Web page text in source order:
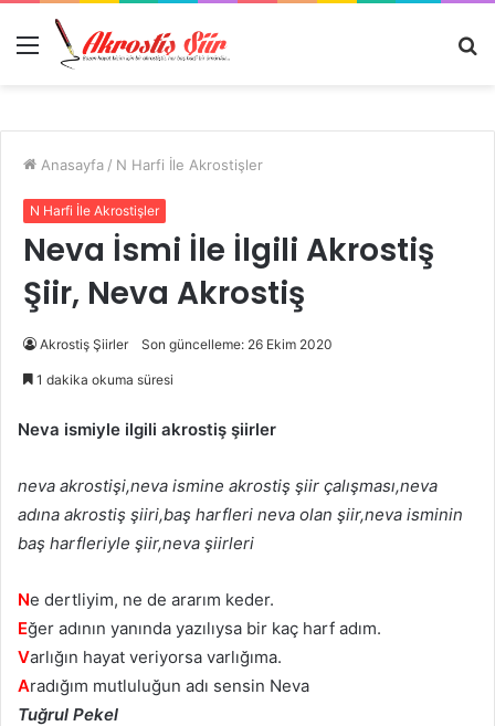
Menü
Anasayfa / N Harfi İle Akrostişler
N Harfi İle Akrostişler
Neva İsmi İle İlgili Akrostiş
Şiir, Neva Akrostiş
Akrostiş Şiirler Son güncelleme: 26 Ekim 2020
1 dakika okuma süresi
Neva ismiyle ilgili akrostiş şiirler
neva akrostişi,neva ismine akrostiş şiir çalışması,neva
adına akrostiş şiiri,baş harfleri neva olan şiir,neva isminin
baş harfleriyle şiir,neva şiirleri
Ne dertliyim, ne de ararım keder.
Eğer adının yanında yazılıysa bir kaç harf adım.
Varlığın hayat veriyorsa varlığıma.
Aradığım mutluluğun adı sensin Neva
Tuğrul Pekel